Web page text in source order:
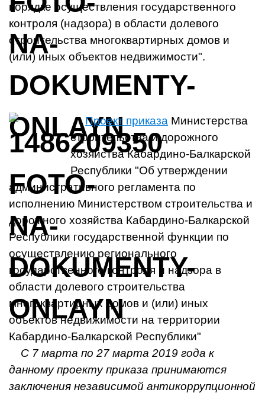
порядке осуществления государственного
контроля (надзора) в области долевого
строительства многоквартирных домов и
(или) иных объектов недвижимости".
Проект приказа Министерства
строительства и дорожного
хозяйства Кабардино-Балкарской
Республики "Об утверждении
административного регламента по
исполнению Министерством строительства и
дорожного хозяйства Кабардино-Балкарской
Республики государственной функции по
осуществлению регионального
государственного контроля и надзора в
области долевого строительства
многоквартирных домов и (или) иных
объектов недвижимости на территории
Кабардино-Балкарской Республики"
С 7 марта по 27 марта 2019 года к
данному проекту приказа принимаются
заключения независимой антикоррупционной